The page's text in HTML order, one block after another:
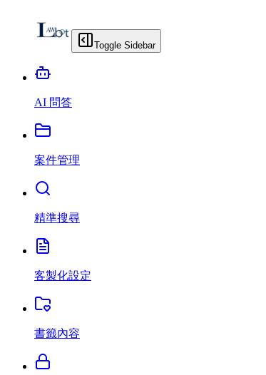
Toggle Sidebar
AI 問答
案件管理
精準搜尋
客製化設定
書籤內容